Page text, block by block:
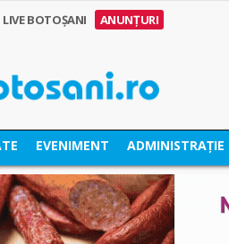
LIVE BOTOȘANI ANUNȚURI
EVENIMENT ADMINISTRAȚIE